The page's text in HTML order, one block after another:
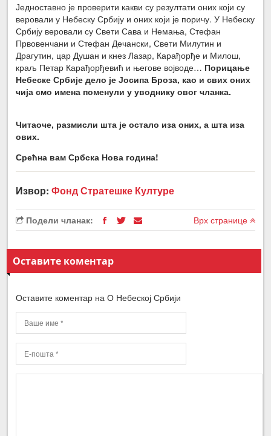
Једноставно је проверити какви су резултати оних који су
веровали у Небеску Србију и оних који је поричу. У Небеску
Србију веровали су Свети Сава и Немања, Стефан
Првовенчани и Стефан Дечански, Свети Милутин и
Драгутин, цар Душан и кнез Лазар, Карађорђе и Милош,
краљ Петар Карађорђевић и његове војводе… Порицање
Небеске Србије дело је Јосипа Броза, као и свих оних
чија смо имена поменули у уводнику овог чланка.
Читаоче, размисли шта је остало иза оних, а шта иза
ових.
Срећна вам Србска Нова година!
Извор:Фонд Стратешке Културе
Подели чланак: Врх странице
Оставите коментар
Оставите коментар на О Небеској Србији